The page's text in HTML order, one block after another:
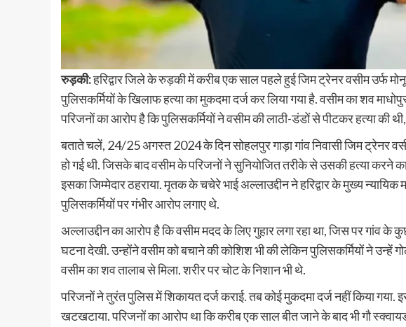
रुड़की:हरिद्वार जिले के रुड़की में करीब एक साल पहले हुई जिम ट्रेनर वसीम उर्फ
पुलिसकर्मियों के खिलाफ हत्या का मुकदमा दर्ज कर लिया गया है. वसीम का शव
परिजनों का आरोप है कि पुलिसकर्मियों ने वसीम की लाठी-डंडों से पीटकर हत्या की
बताते चलें, 24/25 अगस्त 2024 के दिन सोहलपुर गाड़ा गांव निवासी जिम ट्रेनर
हो गई थी. जिसके बाद वसीम के परिजनों ने सुनियोजित तरीके से उसकी हत्या करने
इसका जिम्मेदार ठहराया. मृतक के चचेरे भाई अल्लाउद्दीन ने हरिद्वार के मुख्य
पुलिसकर्मियों पर गंभीर आरोप लगाए थे.
अल्लाउद्दीन का आरोप है कि वसीम मदद के लिए गुहार लगा रहा था, जिस पर गांव के
घटना देखी. उन्होंने वसीम को बचाने की कोशिश भी की लेकिन पुलिसकर्मियों ने उन्हें
वसीम का शव तालाब से मिला. शरीर पर चोट के निशान भी थे.
परिजनों ने तुरंत पुलिस में शिकायत दर्ज कराई. तब कोई मुकदमा दर्ज नहीं किया गया.
खटखटाया. परिजनों का आरोप था कि करीब एक साल बीत जाने के बाद भी गौ